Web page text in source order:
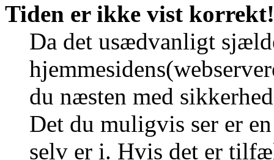
Tiden er ikke vist korrekt!
Da det usædvanligt
du næsten med
Det du muligvis ser er
selv er i. Hvis det er